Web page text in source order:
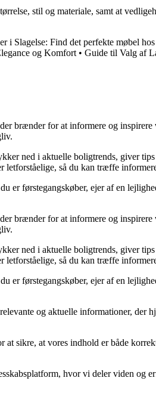
stil og materiale, samt at
i Slagelse: Find det perfekte møbel
og Komfort • Guide til Valg af
brænder for at informere og inspirere
ned i aktuelle boligtrends, giver
letforståelige, så du kan træffe
er førstegangskøber, ejer af en
brænder for at informere og inspirere
ned i aktuelle boligtrends, giver
letforståelige, så du kan træffe
er førstegangskøber, ejer af en
og aktuelle informationer, der
sikre, at vores indhold er både
hvor vi deler viden og